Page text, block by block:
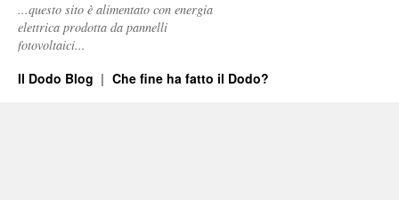
...questo sito è alimentato con energia
elettrica prodotta da pannelli
fotovoltaici...
Il Dodo Blog Che fine ha fatto il Dodo?